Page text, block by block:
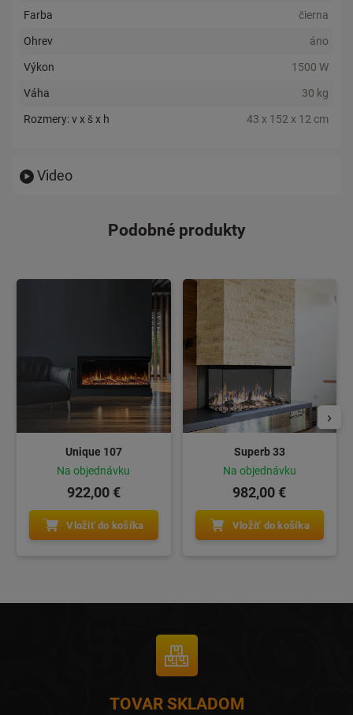
Farba čierna
Ohrev áno
Výkon 1500 W
Váha 30 kg
Rozmery: v x š x h 43 x 152 x 12 cm
Video
Podobné produkty
Unique 107
Na objednávku
922,00 €
Vložiť do košíka
Superb 33
Na objednávku
982,00 €
Vložiť do košíka
TOVAR SKLADOM